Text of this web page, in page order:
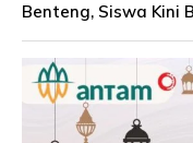
Benteng, Siswa Kini